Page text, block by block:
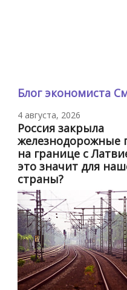
Блог экономиста
4 августа, 2026
Россия закрыла
железнодорожные
на границе с
это значит для
страны?